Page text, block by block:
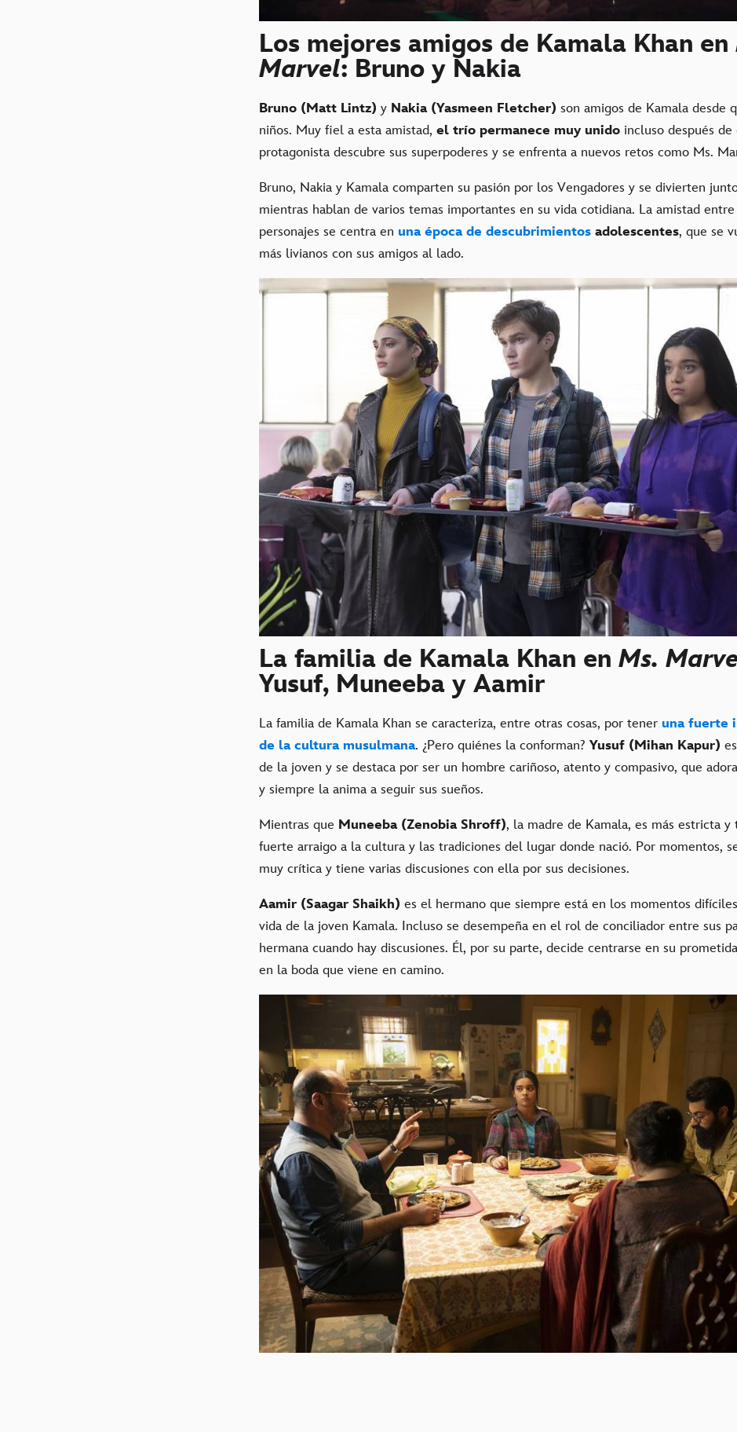
Los mejores amigos de Kamala Khan en
Marvel: Bruno y Nakia
Bruno (Matt Lintz) y Nakia (Yasmeen Fletcher) son amigos de Kamala desde
niños. Muy fiel a esta amistad, el trío permanece muy unido incluso después de
protagonista descubre sus superpoderes y se enfrenta a nuevos retos como Ms.
Bruno, Nakia y Kamala comparten su pasión por los Vengadores y se divierten
mientras hablan de varios temas importantes en su vida cotidiana. La amistad
personajes se centra en una época de descubrimientos adolescentes, que se
más livianos con sus amigos al lado.
La familia de Kamala Khan en Ms.
Yusuf, Muneeba y Aamir
La familia de Kamala Khan se caracteriza, entre otras cosas, por tener una fuerte
de la cultura musulmana. ¿Pero quiénes la conforman? Yusuf (Mihan Kapur)
de la joven y se destaca por ser un hombre cariñoso, atento y compasivo, que
y siempre la anima a seguir sus sueños.
Mientras que Muneeba (Zenobia Shroff), la madre de Kamala, es más estricta y
fuerte arraigo a la cultura y las tradiciones del lugar donde nació. Por momentos,
muy crítica y tiene varias discusiones con ella por sus decisiones.
Aamir (Saagar Shaikh) es el hermano que siempre está en los momentos
vida de la joven Kamala. Incluso se desempeña en el rol de conciliador entre sus
hermana cuando hay discusiones. Él, por su parte, decide centrarse en su
en la boda que viene en camino.